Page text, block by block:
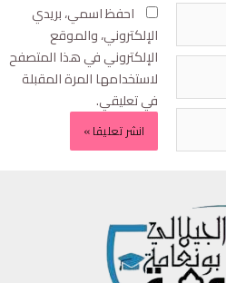
احفظ اسمي، بريدي
الإلكتروني، والموقع
الإلكتروني في هذا المتصفح
لاستخدامها المرة المقبلة
في تعليقي.